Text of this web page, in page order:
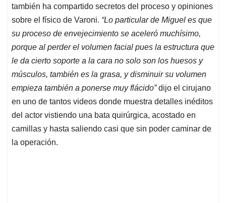
también ha compartido secretos del proceso y opiniones
sobre el físico de Varoni. “Lo particular de Miguel es que
su proceso de envejecimiento se aceleró muchísimo,
porque al perder el volumen facial pues la estructura que
le da cierto soporte a la cara no solo son los huesos y
músculos, también es la grasa, y disminuir su volumen
empieza también a ponerse muy flácido”dijo el cirujano
en uno de tantos videos donde muestra detalles inéditos
del actor vistiendo una bata quirúrgica, acostado en
camillas y hasta saliendo casi que sin poder caminar de
la operación.